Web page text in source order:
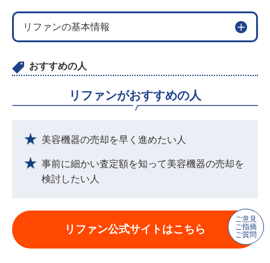
リファンの基本情報
おすすめの人
リファンがおすすめの人
美容機器の売却を早く進めたい人
事前に細かい査定額を知って美容機器の売却を
検討したい人
リファン公式サイトはこちら
ご意見
ご指摘
ご質問